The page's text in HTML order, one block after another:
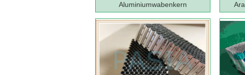
Aluminiumwabenkern